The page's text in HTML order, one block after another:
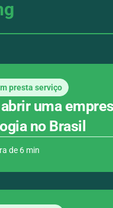
presta serviço
uma
no Brasil
de 6 min